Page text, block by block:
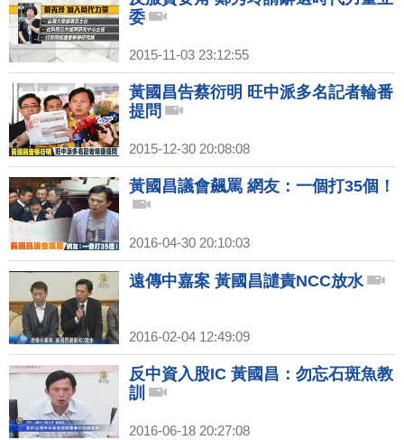
委
2015-11-03 23:12:55
黃國昌告蔡衍明 旺中派多名記者輪番
提問
2015-12-30 20:08:08
黃國昌議會飆罵 網友：一個打35個！
2016-04-30 20:10:03
遠傳中嘉案 黃國昌譴責NCC放水
2016-02-04 12:49:09
反中資入股IC 黃國昌：勿忘石斑魚教
訓
2016-06-18 20:27:08